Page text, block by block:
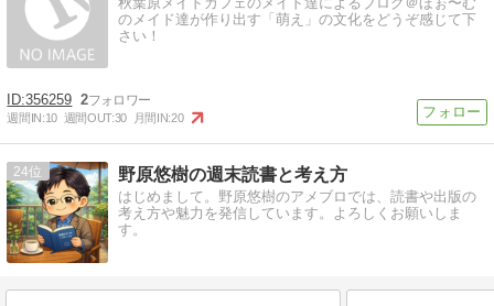
のメイド達が作り出す「萌え」の文化をどうぞ感じて下
さい！
356259 2
週間IN:10 週間OUT:30 月間IN:20
24 野原悠樹の週末読書と考え方
はじめまして。野原悠樹のアメブロでは、読書や出版の
考え方や魅力を発信しています。よろしくお願いしま
す。